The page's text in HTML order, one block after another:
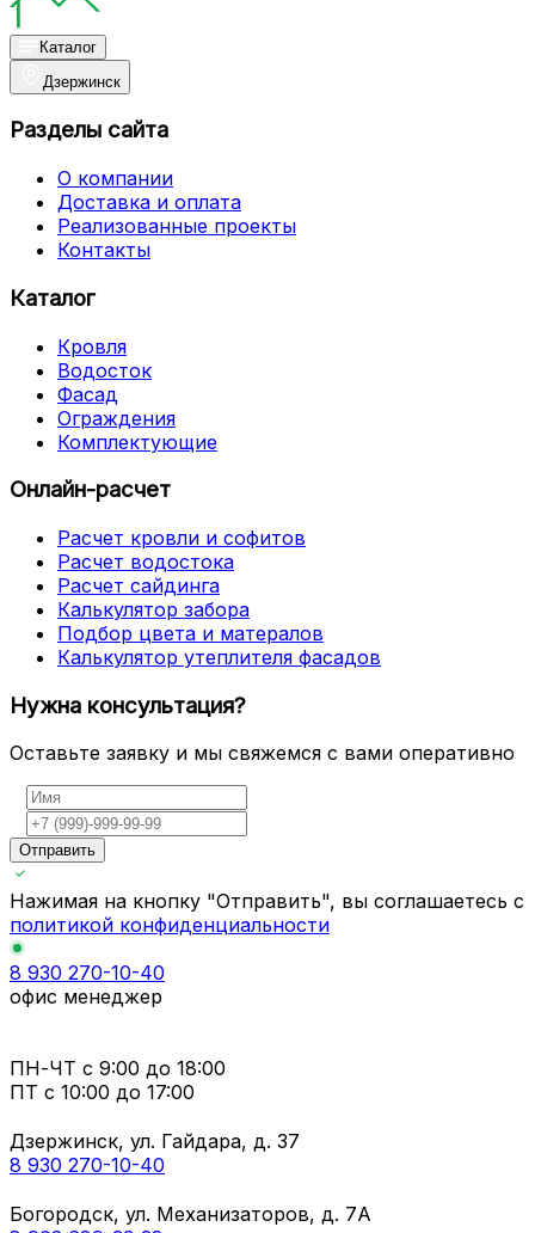
Каталог
Дзержинск
Разделы сайта
О компании
Доставка и оплата
Реализованные проекты
Контакты
Каталог
Кровля
Водосток
Фасад
Ограждения
Комплектующие
Онлайн-расчет
Расчет кровли и софитов
Расчет водостока
Расчет сайдинга
Калькулятор забора
Подбор цвета и матералов
Калькулятор утеплителя фасадов
Нужна консультация?
Оставьте заявку и мы свяжемся с вами оперативно
Отправить
Нажимая на кнопку "Отправить", вы соглашаетесь с
политикой конфиденциальности
8 930 270-10-40
офис менеджер
ПН-ЧТ с 9:00 до 18:00
ПТ с 10:00 до 17:00
Дзержинск, ул. Гайдара, д. 37
8 930 270-10-40
Богородск, ул. Механизаторов, д. 7А